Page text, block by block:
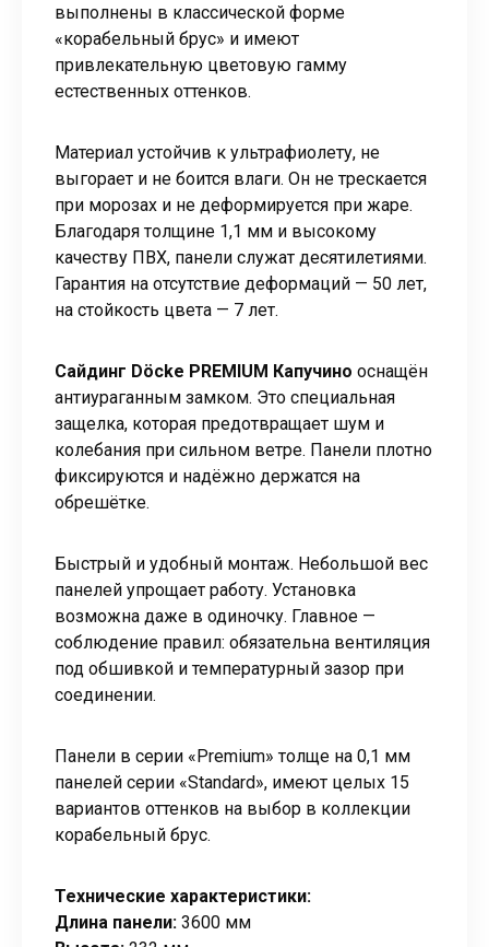
выполнены в классической форме
«корабельный брус» и имеют
привлекательную цветовую гамму
естественных оттенков.
Материал устойчив к ультрафиолету, не
выгорает и не боится влаги. Он не трескается
при морозах и не деформируется при жаре.
Благодаря толщине 1,1 мм и высокому
качеству ПВХ, панели служат десятилетиями.
Гарантия на отсутствие деформаций — 50 лет,
на стойкость цвета — 7 лет.
Сайдинг Döcke PREMIUM Капучино оснащён
антиураганным замком. Это специальная
защелка, которая предотвращает шум и
колебания при сильном ветре. Панели плотно
фиксируются и надёжно держатся на
обрешётке.
Быстрый и удобный монтаж. Небольшой вес
панелей упрощает работу. Установка
возможна даже в одиночку. Главное —
соблюдение правил: обязательна вентиляция
под обшивкой и температурный зазор при
соединении.
Панели в серии «Premium» толще на 0,1 мм
панелей серии «Standard», имеют целых 15
вариантов оттенков на выбор в коллекции
корабельный брус.
Технические характеристики:
Длина панели: 3600 мм